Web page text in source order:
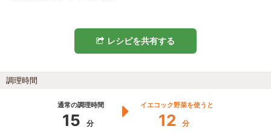
レシピを共有する
調理時間
通常の調理時間
15 分
イエコック野菜を使うと
12 分